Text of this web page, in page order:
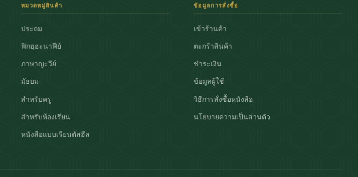
หมวดหมู่สินค้า
ประถม
ฟิกฮฺฮะนาฟีย์
ภาษาญะวีย์
มัธยม
สำหรับครู
สำหรับห้องเรียน
หนังสือแบบเรียนตัสฮีล
ข้อมูลการสั่งซื้อ
เข้าร้านค้า
ตะกร้าสินค้า
ชำระเงิน
ข้อมูลผู้ใช้
วิธีการสั่งซื้อหนังสือ
นโยบายความเป็นส่วนตัว